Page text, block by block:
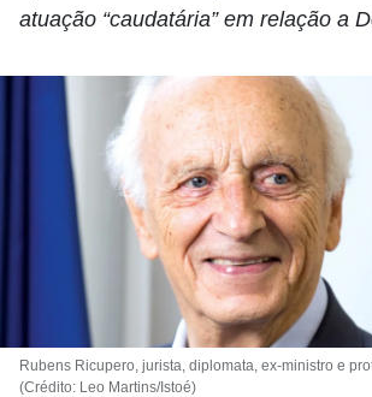
atuação “caudatária” em relação a
Rubens Ricupero, jurista, diplomata, ex-ministro e
(Crédito: Leo Martins/Istoé)